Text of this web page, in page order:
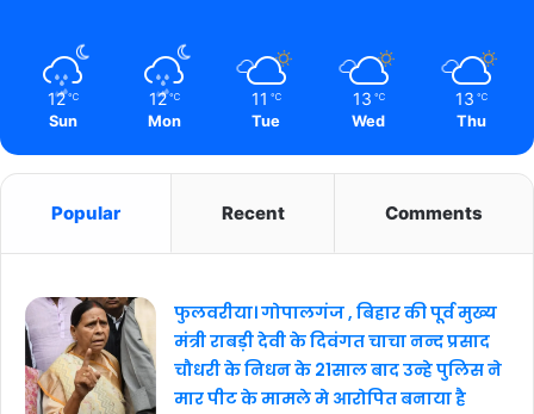
12 ℃
Sun
12 ℃
Mon
11 ℃
Tue
13 ℃
Wed
13 ℃
Thu
Popular Recent Comments
फुलवरीया। गोपालगंज , बिहार की पूर्व मुख्य
मंत्री राबड़ी देवी के दिवंगत चाचा नन्द प्रसाद
चौधरी के निधन के 21साल बाद उन्हे पुलिस ने
मार पीट के मामले मे आरोपित बनाया है